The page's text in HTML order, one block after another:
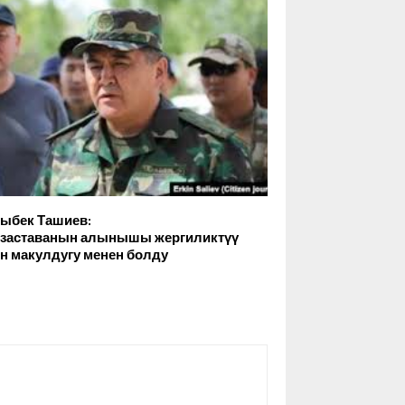
Ташиев:
алынышы жергиликтүү
макулдугу менен болду